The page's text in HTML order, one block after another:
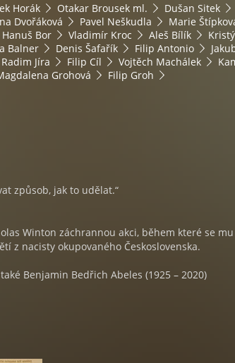
Horák Otakar Brousek ml. Dušan Sitek
Dvořáková Pavel Neškudla
Marie
Hanuš Bor Vladimír Kroc Aleš Bílík
Balner Denis Šafařík Filip Antonio
Radim Jíra Filip Cíl Vojtěch Machálek
Grohová
Filip Groh
způsob, jak to udělat.“
Winton záchrannou akci, během které se mu
z nacisty okupovaného Československa.
Benjamin Bedřich Abeles (1925 – 2020)
Rakousku a v Československu. V červenci 1939,
set židovských dětí převezen z Prahy do
Wintona, díky němuž tyto děti přežily